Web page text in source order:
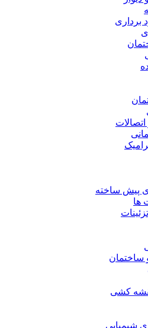
برداری
پیش ساخته
ها
ساختمان
کشی
شیمیایی